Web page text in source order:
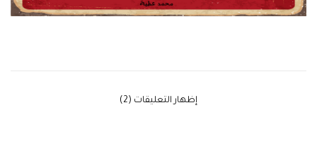
‫إظهار التعليقات (2)